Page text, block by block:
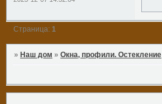
Страница:1
»Наш дом »Окна, профили. Остекление